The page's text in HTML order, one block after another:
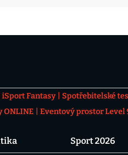
iSport Fantasy Spotřebitelské
ONLINE Eventový prostor Level
Sport 2026